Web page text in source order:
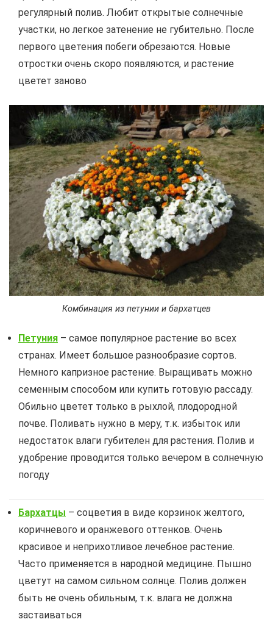
регулярный полив. Любит открытые солнечные
участки, но легкое затенение не губительно. После
первого цветения побеги обрезаются. Новые
отростки очень скоро появляются, и растение
цветет заново
Комбинация из петунии и бархатцев
Петуния – самое популярное растение во всех
странах. Имеет большое разнообразие сортов.
Немного капризное растение. Выращивать можно
семенным способом или купить готовую рассаду.
Обильно цветет только в рыхлой, плодородной
почве. Поливать нужно в меру, т.к. избыток или
недостаток влаги губителен для растения. Полив и
удобрение проводится только вечером в солнечную
погоду
Бархатцы – соцветия в виде корзинок желтого,
коричневого и оранжевого оттенков. Очень
красивое и неприхотливое лечебное растение.
Часто применяется в народной медицине. Пышно
цветут на самом сильном солнце. Полив должен
быть не очень обильным, т.к. влага не должна
застаиваться